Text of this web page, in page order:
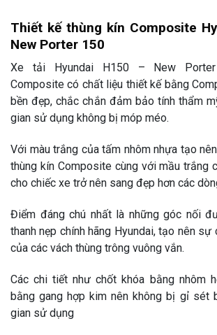
Thiết kế thùng kín Composite
New Porter 150
Xe tải Hyundai H150 – New
Composite có chất liệu thiết kế bằng
bền đẹp, chắc chắn đảm bảo tính thẩm
gian sử dụng không bị móp méo.
Với màu trắng của tấm nhôm nhựa tạo
thùng kín Composite cùng với mầu trắng
cho chiếc xe trở nên sang đẹp hơn các
Điểm đáng chú nhất là những góc nối
thanh nẹp chính hãng Hyundai, tạo nên
của các vách thùng trông vuông vắn.
Các chi tiết như chốt khóa bằng nhôm
bằng gang hợp kim nên không bị gỉ sét
gian sử dụng